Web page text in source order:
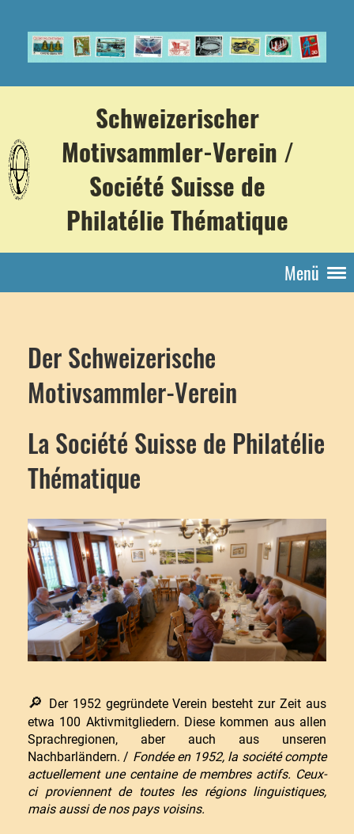
Schweizerischer
Motivsammler-Verein /
Société Suisse de
Philatélie Thématique
Menü
Der Schweizerische
Motivsammler-Verein
La Société Suisse de Philatélie
Thématique
🔎 Der 1952 gegründete Verein besteht zur Zeit aus
etwa 100 Aktivmitgliedern. Diese kommen aus allen
Sprachregionen, aber auch aus unseren
Nachbarländern. / Fondée en 1952, la société compte
actuellement une centaine de membres actifs. Ceux-
ci proviennent de toutes les régions linguistiques,
mais aussi de nos pays voisins.